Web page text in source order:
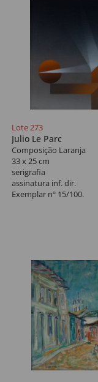
Lote 273
Julio Le Parc
Composição Laranja
33 x 25 cm
serigrafia
assinatura inf. dir.
Exemplar nº 15/100.